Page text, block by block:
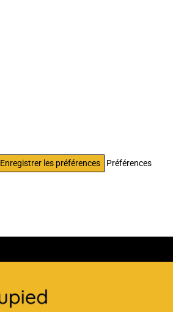
Enregistrer les préférences Préférences